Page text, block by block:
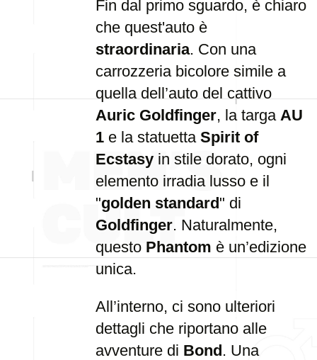
Fin dal primo sguardo, è chiaro
che quest'auto è
straordinaria. Con una
carrozzeria bicolore simile a
quella dell’auto del cattivo
Auric Goldfinger, la targa AU
1 e la statuetta Spirit of
Ecstasy in stile dorato, ogni
elemento irradia lusso e il
"golden standard" di
Goldfinger. Naturalmente,
questo Phantom è un’edizione
unica.
All’interno, ci sono ulteriori
dettagli che riportano alle
avventure di Bond. Una